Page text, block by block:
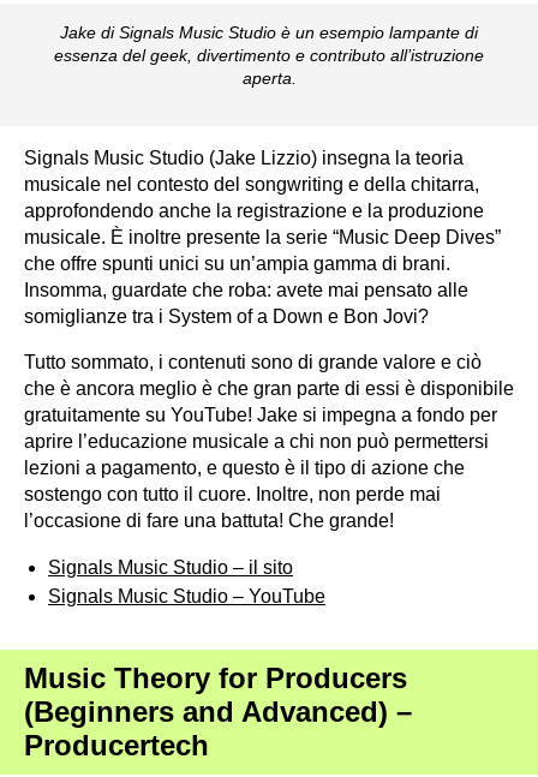
Jake di Signals Music Studio è un esempio lampante di
essenza del geek, divertimento e contributo all’istruzione
aperta.
Signals Music Studio (Jake Lizzio) insegna la teoria
musicale nel contesto del songwriting e della chitarra,
approfondendo anche la registrazione e la produzione
musicale. È inoltre presente la serie “Music Deep Dives”
che offre spunti unici su un’ampia gamma di brani.
Insomma, guardate che roba: avete mai pensato alle
somiglianze tra i System of a Down e Bon Jovi?
Tutto sommato, i contenuti sono di grande valore e ciò
che è ancora meglio è che gran parte di essi è disponibile
gratuitamente su YouTube! Jake si impegna a fondo per
aprire l’educazione musicale a chi non può permettersi
lezioni a pagamento, e questo è il tipo di azione che
sostengo con tutto il cuore. Inoltre, non perde mai
l’occasione di fare una battuta! Che grande!
Signals Music Studio – il sito
Signals Music Studio – YouTube
Music Theory for Producers
(Beginners and Advanced) –
Producertech